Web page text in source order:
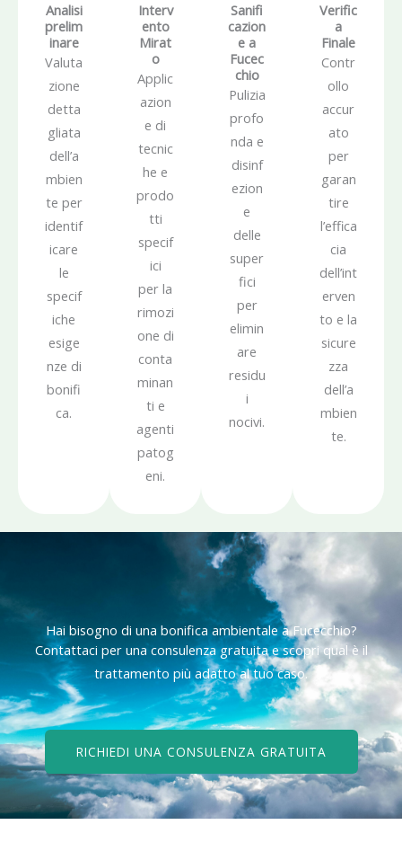
Analisi
prelim
inare
Valuta
zione
detta
gliata
dell’a
mbien
te per
identif
icare
le
specif
iche
esige
nze di
bonifi
ca.
Interv
ento
Mirat
o
Applic
azion
e di
tecnic
he e
prodo
tti
specif
ici
per la
rimozi
one di
conta
minan
ti e
agenti
patog
eni.
Sanifi
cazion
e a
Fucec
chio
Pulizia
profo
nda e
disinf
ezion
e
delle
super
fici
per
elimin
are
residu
i
nocivi.
Verific
a
Finale
Contr
ollo
accur
ato
per
garan
tire
l’effica
cia
dell’int
erven
to e la
sicure
zza
dell’a
mbien
te.
Hai bisogno di una bonifica ambientale a Fucecchio?
Contattaci per una consulenza gratuita e scopri qual è il
trattamento più adatto al tuo caso.
RICHIEDI UNA CONSULENZA GRATUITA